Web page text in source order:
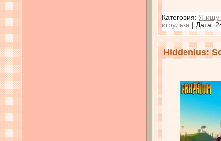
Категория: Я ищу
игрулька | Дата:
Hiddenius: